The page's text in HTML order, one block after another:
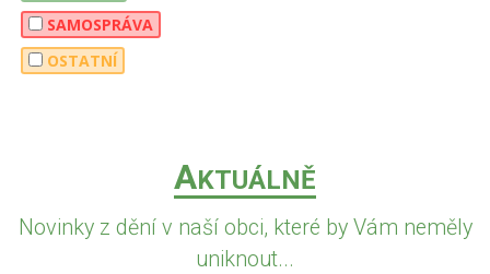
SAMOSPRÁVA
OSTATNÍ
AKTUÁLNĚ
Novinky z dění v naší obci, které by Vám neměly
uniknout...